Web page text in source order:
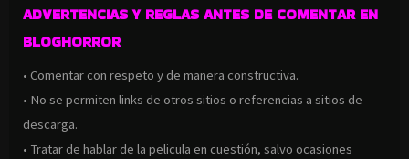
ADVERTENCIAS Y REGLAS ANTES DE COMENTAR EN
BLOGHORROR
• Comentar con respeto y de manera constructiva.
• No se permiten links de otros sitios o referencias a sitios de
descarga.
• Tratar de hablar de la pelicula en cuestión, salvo ocasiones